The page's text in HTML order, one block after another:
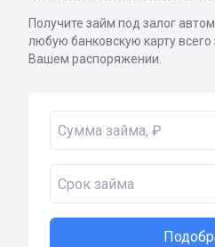
Получите займ под залог
любую банковскую карту всего
Вашем распоряжении.